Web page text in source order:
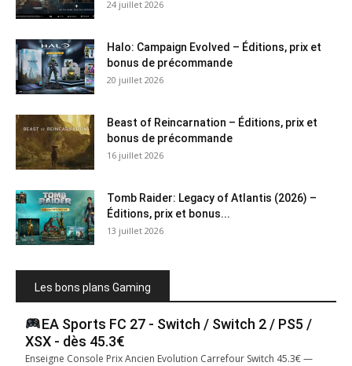
24 juillet 2026
Halo: Campaign Evolved – Éditions, prix et
bonus de précommande
20 juillet 2026
Beast of Reincarnation – Éditions, prix et
bonus de précommande
16 juillet 2026
Tomb Raider: Legacy of Atlantis (2026) –
Éditions, prix et bonus...
13 juillet 2026
Les bons plans Gaming
EA Sports FC 27 - Switch / Switch 2 / PS5 /
XSX - dès 45.3€
Enseigne Console Prix Ancien Evolution Carrefour Switch 45.3€ —